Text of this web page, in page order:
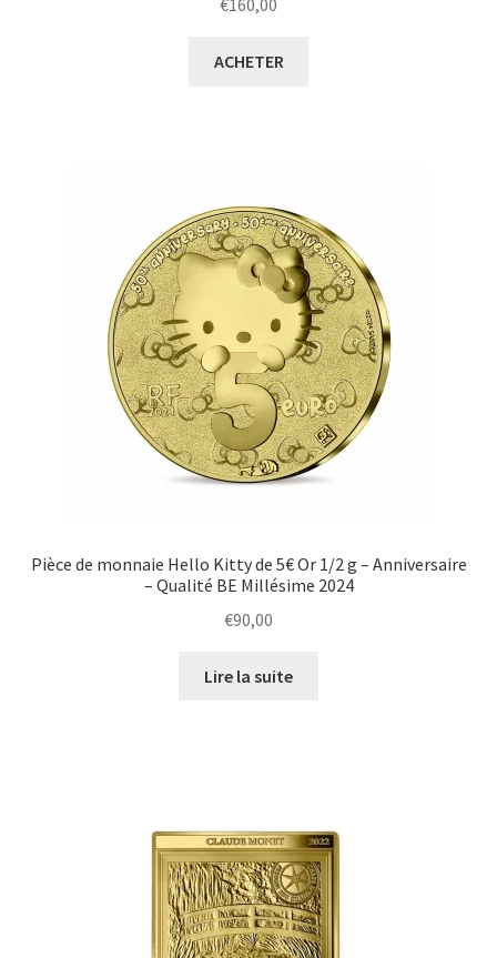
ACHETER
Pièce de monnaie Hello Kitty de 5€ Or 1/2 g – Anniversaire
– Qualité BE Millésime 2024
€90,00
Lire la suite